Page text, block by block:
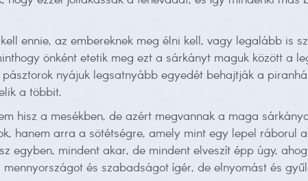
ennie, az embereknek meg élni kell, vagy legalább is
önként etetik meg ezt a sárkányt maguk között a
nyájuk legsatnyább egyedét behajtják a
a többit.
hisz a mesékben, de azért megvannak a maga
hanem arra a sötétségre, amely mint egy lepel ráborul
egyben, mindent akar, de mindent elveszít épp úgy,
és szabadságot ígér, de elnyomást és